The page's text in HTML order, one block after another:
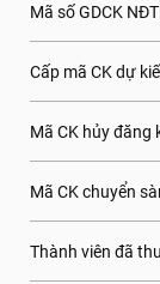
Mã số GDCK
Cấp mã CK dự
Mã CK hủy đăng
Mã CK chuyển
Thành viên đã